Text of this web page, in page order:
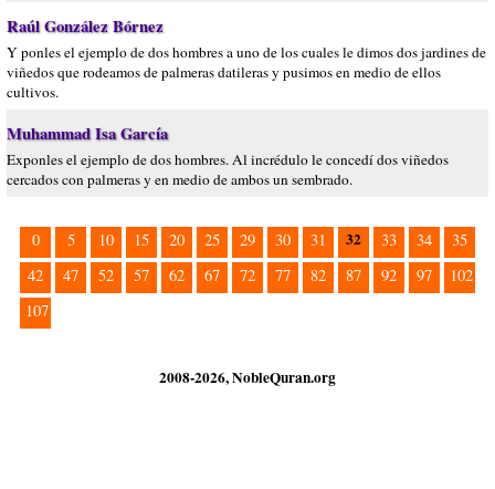
Raúl González Bórnez
Y ponles el ejemplo de dos hombres a uno de los cuales le dimos dos jardines de
viñedos que rodeamos de palmeras datileras y pusimos en medio de ellos
cultivos.
Muhammad Isa García
Exponles el ejemplo de dos hombres. Al incrédulo le concedí dos viñedos
cercados con palmeras y en medio de ambos un sembrado.
0 5 10 15 20 25 29 30 31 32 33 34
35
42
47 52 57 62 67 72 77 82 87 92 97
102
107
2008-2026, NobleQuran.org